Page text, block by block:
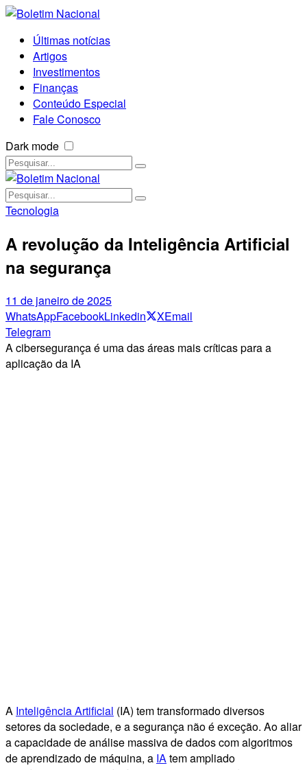
Últimas notícias
Artigos
Investimentos
Finanças
Conteúdo Especial
Fale Conosco
Dark mode
Tecnologia
A revolução da Inteligência Artificial
na segurança
11 de janeiro de 2025
WhatsAppFacebookLinkedin XEmail
Telegram
A cibersegurança é uma das áreas mais críticas para a
aplicação da IA
A Inteligência Artificial (IA) tem transformado diversos
setores da sociedade, e a segurança não é exceção. Ao aliar
a capacidade de análise massiva de dados com algoritmos
de aprendizado de máquina, a IAtem ampliado